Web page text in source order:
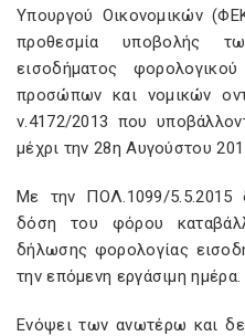
Υπουργού Οικονομικών
προθεσμία υποβολής
εισοδήματος
προσώπων και νομικών
ν.4172/2013 που
μέχρι την 28η Αυγούστου
Με την ΠΟΛ.1099/5.5.2015
δόση του φόρου
δήλωσης φορολογίας
την επόμενη εργάσιμη ημέρα.
Ενόψει των ανωτέρω και